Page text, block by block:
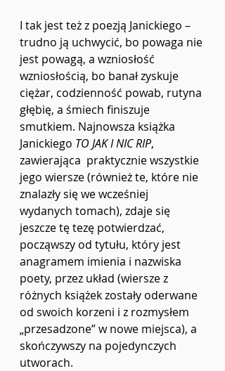
I tak jest też z poezją Janickiego –
trudno ją uchwycić, bo powaga nie
jest powagą, a wzniosłość
wzniosłością, bo banał zyskuje
ciężar, codzienność powab, rutyna
głębię, a śmiech finiszuje
smutkiem. Najnowsza książka
Janickiego TO JAK I NIC RIP,
zawierająca  praktycznie wszystkie
jego wiersze (również te, które nie
znalazły się we wcześniej
wydanych tomach), zdaje się
jeszcze tę tezę potwierdzać,
począwszy od tytułu, który jest
anagramem imienia i nazwiska
poety, przez układ (wiersze z
różnych książek zostały oderwane
od swoich korzeni i z rozmysłem
„przesadzone” w nowe miejsca), a
skończywszy na pojedynczych
utworach.